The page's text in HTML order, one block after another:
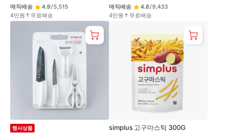
매직배송
4.9/5,515
4만원↑무료배송
매직배송
4.8/9,433
4만원↑무료배송
행사상품 simplus 고구마스틱 300G